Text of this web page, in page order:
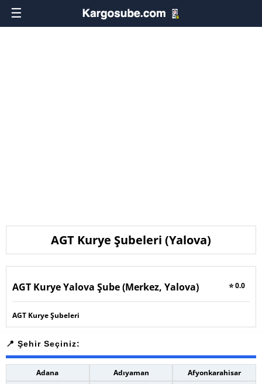
☰
AGT Kurye Şubeleri (Yalova)
AGT Kurye Yalova Şube (Merkez, Yalova) ⭐ 0.0
AGT Kurye Şubeleri
Adana Adıyaman
Afyonkarahisar